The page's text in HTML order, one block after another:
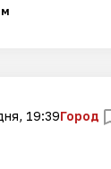
19:39Город